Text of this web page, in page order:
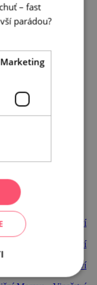
– fast
parádou?
Marketing